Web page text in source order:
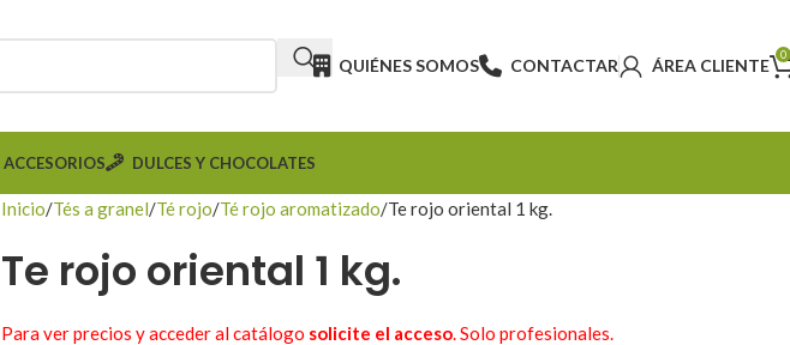
QUIÉNES SOMOS CONTACTAR ÁREA CLIENTE
0
ACCESORIOS DULCES Y CHOCOLATES
Inicio Tés a granel Té rojo Té rojo aromatizado Te rojo oriental 1 kg.
Te rojo oriental 1 kg.
Para ver precios y acceder al catálogo solicite el acceso. Solo profesionales.